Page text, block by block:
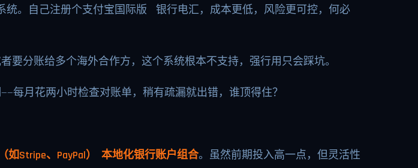
。自己注册个支付宝国际版 银行电汇，成本更低，风险更可控，何必
分账给多个海外合作方，这个系统根本不支持，强行用只会踩坑。
每月花两小时检查对账单，稍有疏漏就出错，谁顶得住？
Stripe、PayPal） 本地化银行账户组合。虽然前期投入高一点，但灵活性